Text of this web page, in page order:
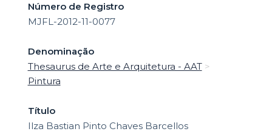
Número de Registro
MJFL-2012-11-0077
Denominação
Thesaurus de Arte e Arquitetura - AAT>
Pintura
Título
Ilza Bastian Pinto Chaves Barcellos